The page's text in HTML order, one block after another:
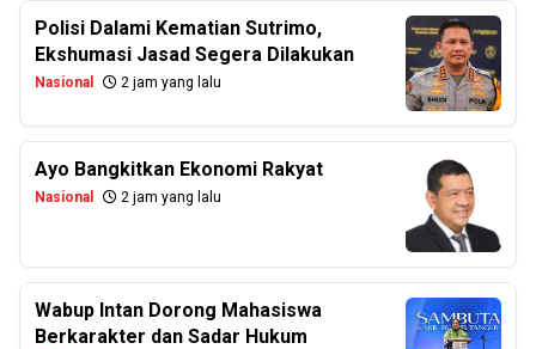
Polisi Dalami Kematian Sutrimo,
Ekshumasi Jasad Segera Dilakukan
Nasional 2 jam yang lalu
Ayo Bangkitkan Ekonomi Rakyat
Nasional 2 jam yang lalu
Wabup Intan Dorong Mahasiswa
Berkarakter dan Sadar Hukum